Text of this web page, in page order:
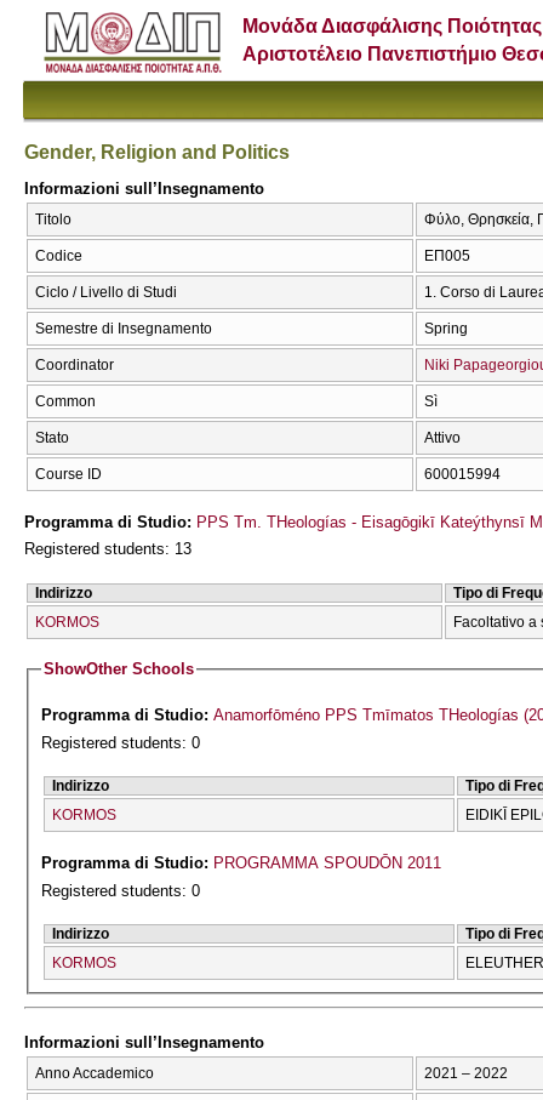
Μονάδα Διασφάλισης Ποιότητας
Αριστοτέλειο Πανεπιστήμιο
Gender, Religion and Politics
Informazioni sull’Insegnamento
Titolo Φύλο, Θρησκεία,
Codice ΕΠ005
Ciclo / Livello di Studi 1. Corso di
Semestre di Insegnamento Spring
Coordinator Niki
Common Sì
Stato Attivo
Course ID 600015994
Programma di Studio: PPS Tm. THeologías - Eisagōgikī Kateýthynsī
Registered students: 13
Indirizzo
Tipo di
KORMOS
Facoltativo a
ShowOther Schools
Programma di Studio:
Registered students: 0
Indirizzo
Tipo di
KORMOS
EIDIKĪ
Programma di Studio: PROGRAMMA SPOUDŌN 2011
Registered students: 0
Indirizzo
Tipo di
KORMOS
Informazioni sull’Insegnamento
Anno Accademico 2021 – 2022